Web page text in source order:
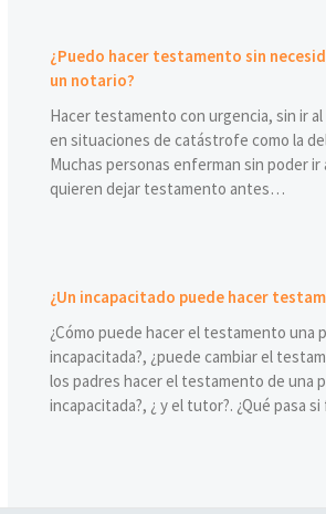
¿Puedo hacer testamento sin
un notario?
Hacer testamento con urgencia, sin ir
en situaciones de catástrofe como la
Muchas personas enferman sin poder ir
quieren dejar testamento antes…
¿Un incapacitado puede hacer
¿Cómo puede hacer el testamento una
incapacitada?, ¿puede cambiar el
los padres hacer el testamento de una
incapacitada?, ¿ y el tutor?. ¿Qué pasa